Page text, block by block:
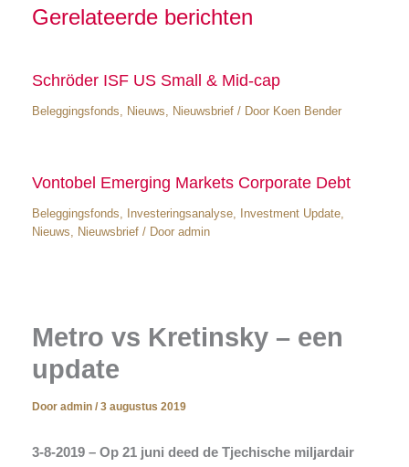
Gerelateerde berichten
Schröder ISF US Small & Mid-cap
Beleggingsfonds, Nieuws, Nieuwsbrief/ Door Koen Bender
Vontobel Emerging Markets Corporate Debt
Beleggingsfonds, Investeringsanalyse, Investment Update,
Nieuws, Nieuwsbrief/ Door admin
Metro vs Kretinsky – een
update
Door admin / 3 augustus 2019
3-8-2019 – Op 21 juni deed de Tjechische miljardair